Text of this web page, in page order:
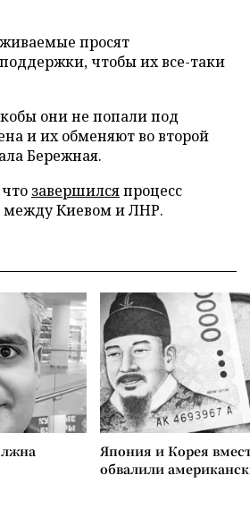
просят
чтобы их все-таки
они не попали под
и их обменяют во второй
Бережная.
завершилсяпроцесс
Киевом и ЛНР.
Япония и Корея
обвалили